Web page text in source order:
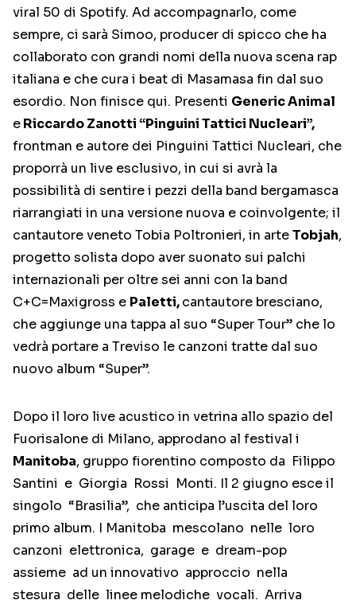
viral 50 di Spotify. Ad accompagnarlo, come
sempre, ci sarà Simoo, producer di spicco che ha
collaborato con grandi nomi della nuova scena rap
italiana e che cura i beat di Masamasa fin dal suo
esordio. Non finisce qui. Presenti Generic Animal
eRiccardo Zanotti “Pinguini Tattici Nucleari”,
frontman e autore dei Pinguini Tattici Nucleari, che
proporrà un live esclusivo, in cui si avrà la
possibilità di sentire i pezzi della band bergamasca
riarrangiati in una versione nuova e coinvolgente; il
cantautore veneto Tobia Poltronieri, in arteTobjah,
progetto solista dopo aver suonato sui palchi
internazionali per oltre sei anni con la band
C+C=Maxigross e Paletti,cantautore bresciano,
che aggiunge una tappa al suo “Super Tour” che lo
vedrà portare a Treviso le canzoni tratte dal suo
nuovo album “Super”.
Dopo il loro live acustico in vetrina allo spazio del
Fuorisalone di Milano, approdano al festival i
Manitoba, gruppo fiorentino composto da Filippo
Santini e Giorgia Rossi Monti. Il 2 giugno esce il
singolo “Brasilia”, che anticipa l’uscita del loro
primo album. I Manitoba mescolano nelle loro
canzoni elettronica, garage e dream-pop
assieme ad un innovativo approccio nella
stesura delle linee melodiche vocali. Arriva